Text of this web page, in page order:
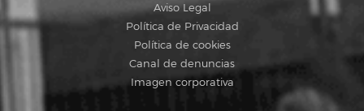
Aviso Legal
Política de Privacidad
Política de cookies
Canal de denuncias
Imagen corporativa